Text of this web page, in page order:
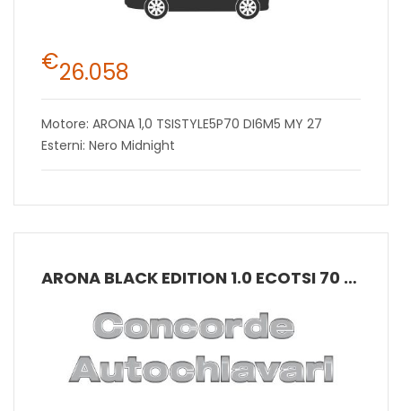
€26.058
Motore: ARONA 1,0 TSISTYLE5P70 DI6M5 MY 27
Esterni: Nero Midnight
ARONA BLACK EDITION 1.0 ECOTSI 70 KW (95 CV) BENZINA MANUALE 5 MARCE 2WD